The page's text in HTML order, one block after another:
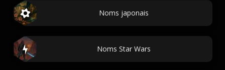
Noms japonais
Noms Star Wars